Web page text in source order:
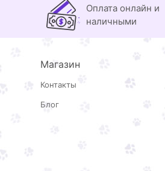
Оплата онлайн и
наличными
Магазин
Контакты
Блог